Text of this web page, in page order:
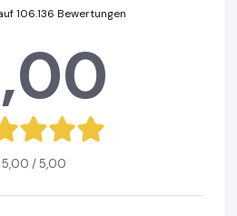
106.136 Bewertungen
5,00 / 5,00